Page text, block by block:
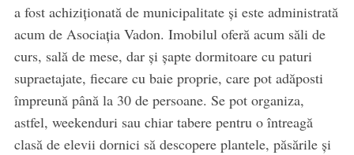
a fost achiziționată de municipalitate și este administrată
acum de Asociația Vadon. Imobilul oferă acum săli de
curs, sală de mese, dar și șapte dormitoare cu paturi
supraetajate, fiecare cu baie proprie, care pot adăposti
împreună până la 30 de persoane. Se pot organiza,
astfel, weekenduri sau chiar tabere pentru o întreagă
clasă de elevii dornici să descopere plantele, păsările și